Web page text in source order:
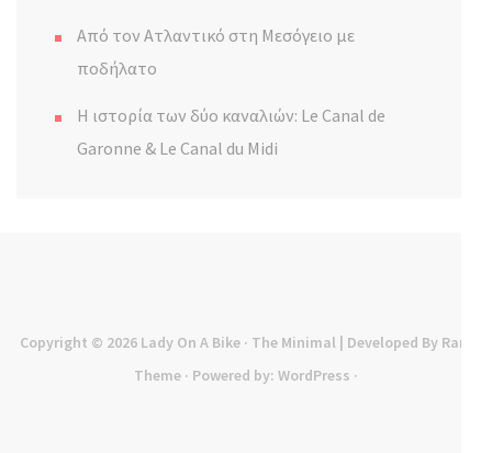
Από τον Ατλαντικό στη Μεσόγειο με
ποδήλατο
Η ιστορία των δύο καναλιών: Le Canal de
Garonne & Le Canal du Midi
Copyright © 2026 Lady On A Bike· The Minimal | Developed By Rara
Theme · Powered by: WordPress ·